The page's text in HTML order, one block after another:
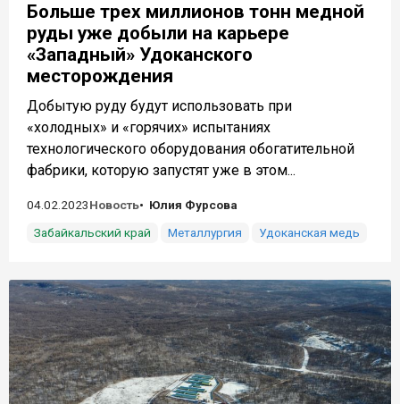
Больше трех миллионов тонн медной
руды уже добыли на карьере
«Западный» Удоканского
месторождения
Добытую руду будут использовать при
«холодных» и «горячих» испытаниях
технологического оборудования обогатительной
фабрики, которую запустят уже в этом...
04.02.2023Новость
Юлия Фурсова
Забайкальский край
Металлургия Удоканская медь